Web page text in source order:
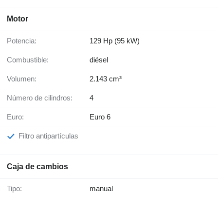
Motor
Potencia: 129 Hp (95 kW)
Combustible: diésel
Volumen: 2.143 cm³
Número de cilindros: 4
Euro: Euro 6
Filtro antipartículas
Caja de cambios
Tipo: manual